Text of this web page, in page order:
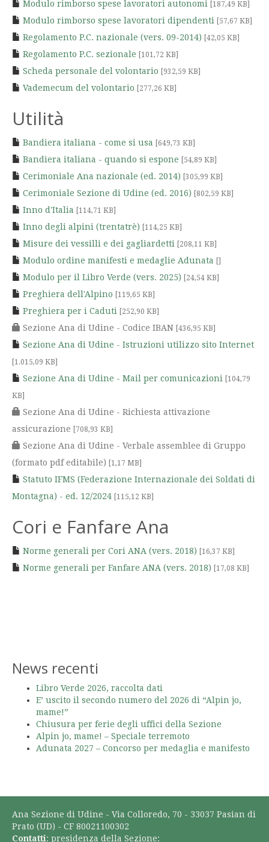
Modulo rimborso spese lavoratori autonomi [187,49 KB]
Modulo rimborso spese lavoratori dipendenti [57,67 KB]
Regolamento P.C. nazionale (vers. 09-2014) [42,05 KB]
Regolamento P.C. sezionale [101,72 KB]
Scheda personale del volontario [932,59 KB]
Vademecum del volontario [277,26 KB]
Utilità
Bandiera italiana - come si usa [649,73 KB]
Bandiera italiana - quando si espone [54,89 KB]
Cerimoniale Ana nazionale (ed. 2014) [305,99 KB]
Cerimoniale Sezione di Udine (ed. 2016) [802,59 KB]
Inno d'Italia [114,71 KB]
Inno degli alpini (trentatrè) [114,25 KB]
Misure dei vessilli e dei gagliardetti [208,11 KB]
Modulo ordine manifesti e medaglie Adunata
Modulo per il Libro Verde (vers. 2025) [24,54 KB]
Preghiera dell'Alpino [119,65 KB]
Preghiera per i Caduti [252,90 KB]
Sezione Ana di Udine - Codice IBAN [436,95 KB]
Sezione Ana di Udine - Istruzioni utilizzo sito Internet
[1.015,09 KB]
Sezione Ana di Udine - Mail per comunicazioni
[104,79
KB]
Sezione Ana di Udine - Richiesta attivazione
assicurazione
[708,93 KB]
Sezione Ana di Udine - Verbale assemblee di Gruppo
(formato pdf editabile)
[1,17 MB]
Statuto IFMS (Federazione Internazionale dei Soldati di
Montagna) - ed. 12/2024
[115,12 KB]
Cori e Fanfare Ana
Norme generali per Cori ANA (vers. 2018) [16,37 KB]
Norme generali per Fanfare ANA (vers. 2018) [17,08 KB]
News recenti
Libro Verde 2026, raccolta dati
E’ uscito il secondo numero del 2026 di “Alpin jo,
mame!”
Chiusura per ferie degli uffici della Sezione
Alpin jo, mame! – Speciale terremoto
Adunata 2027 – Concorso per medaglia e manifesto
Ana Sezione di Udine - Via Colloredo, 70 - 33037 Pasian di
Prato (UD) - CF 80021100302
Contatti: presidenza della Sezione: